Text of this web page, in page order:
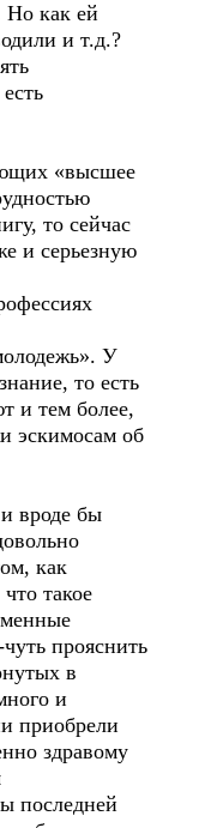
Но как ей
и т.д.?
«высшее
то сейчас
и серьезную
У
то есть
и тем более,
эскимосам об
вроде бы
как
такое
прояснить
в
и
приобрели
здравому
последней